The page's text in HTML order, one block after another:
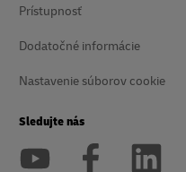
Prístupnosť
Dodatočné informácie
Nastavenie súborov cookie
Sledujte nás